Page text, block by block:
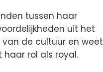
tussen haar
uit het
van de cultuur en weet
rol als royal.